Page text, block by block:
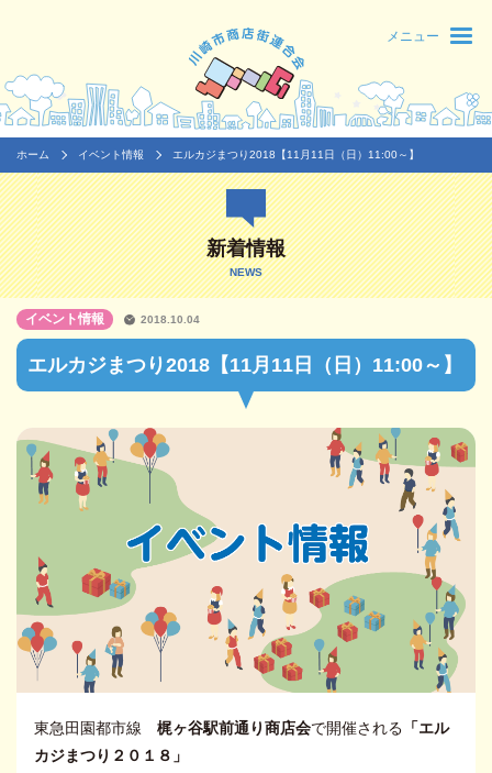
メニュー
ホーム イベント情報 エルカジまつり2018【11月11日（日）11:00～】
新着情報
NEWS
エルカジまつり2018【11月11日（日）11:00～】
イベント情報 2018.10.04
東急田園都市線 梶ヶ谷駅前通り商店会で開催される 「エル
カジまつり２０１８」